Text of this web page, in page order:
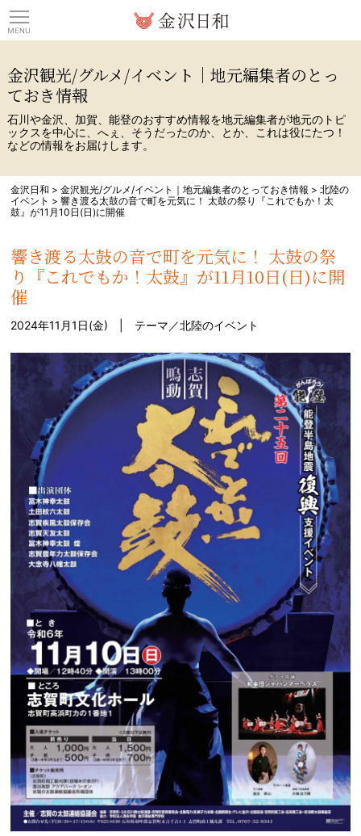
金沢観光/グルメ/イベント｜地元編集者のとっ
ておき情報
石川や金沢、加賀、能登のおすすめ情報を地元編集者が地元のトピ
ックスを中心に、へぇ、そうだったのか、とか、これは役にたつ！
などの情報をお届けします。
金沢日和 >金沢観光/グルメ/イベント｜地元編集者のとっておき情報 >北陸の
イベント >響き渡る太鼓の音で町を元気に！ 太鼓の祭り『これでもか！太
鼓』が11月10日(日)に開催
響き渡る太鼓の音で町を元気に！ 太鼓の祭
り『これでもか！太鼓』が11月10日(日)に開
催
2024年11月1日(金) | テーマ／北陸のイベント